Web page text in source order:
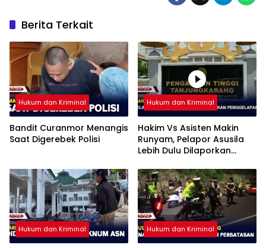
Berita Terkait
Hukum dan Kriminal
Bandit Curanmor Menangis
Saat Digerebek Polisi
Hukum dan Kriminal
Hakim Vs Asisten Makin
Runyam, Pelapor Asusila
Lebih Dulu Dilaporkan
Hukum dan Kriminal Hukum dan Kriminal